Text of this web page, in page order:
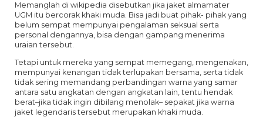
Memanglah di wikipedia disebutkan jika jaket almamater
UGM itu bercorak khaki muda. Bisa jadi buat pihak- pihak yang
belum sempat mempunyai pengalaman seksual serta
personal dengannya, bisa dengan gampang menerima
uraian tersebut.
Tetapi untuk mereka yang sempat memegang, mengenakan,
mempunyai kenangan tidak terlupakan bersama, serta tidak
tidak sering memandang perbandingan warna yang samar
antara satu angkatan dengan angkatan lain, tentu hendak
berat–jika tidak ingin dibilang menolak– sepakat jika warna
jaket legendaris tersebut merupakan khaki muda.